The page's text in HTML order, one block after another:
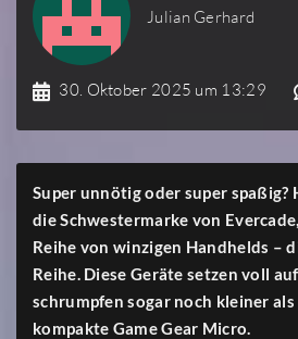
Julian Gerhard
30. Oktober 2025 um 13:29
Super unnötig oder super spaßig?
die Schwestermarke von
Reihe von winzigen Handhelds –
Reihe. Diese Geräte setzen voll
schrumpfen sogar noch kleiner
kompakte Game Gear Micro.